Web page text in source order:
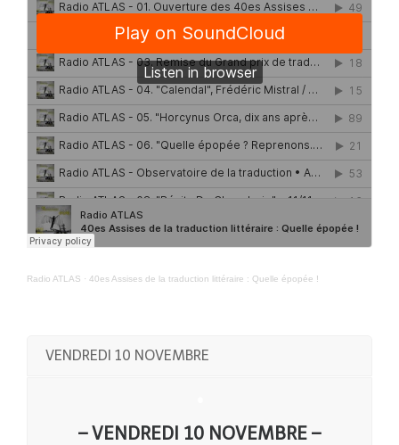
Radio ATLAS · 40es Assises de la traduction littéraire : Quelle épopée !
VENDREDI 10 NOVEMBRE
– VENDREDI 10 NOVEMBRE –